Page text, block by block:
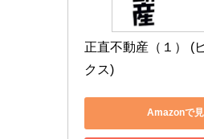
正直不動産（１） (
クス)
Amazonで